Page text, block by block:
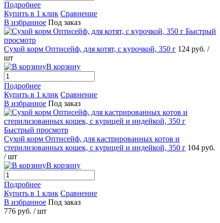
Подробнее
Купить в 1 клик Сравнение
В избранное Под заказ
Быстрый
просмотр
Сухой корм Оптисейф, для котят, с курочкой, 350 г 124 руб. /
шт
В корзину
Подробнее
Купить в 1 клик Сравнение
В избранное Под заказ
Быстрый просмотр
Сухой корм Оптисейф, для кастрированных котов и
стерилизованных кошек, с курицей и индейкой, 350 г 104 руб.
/ шт
В корзину
Подробнее
Купить в 1 клик Сравнение
В избранное Под заказ
776 руб. / шт